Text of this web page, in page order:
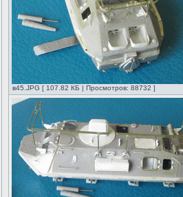
в45.JPG [ 107.82 КБ | Просмотров: 88732 ]